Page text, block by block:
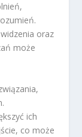
oraz
może
ich
co może